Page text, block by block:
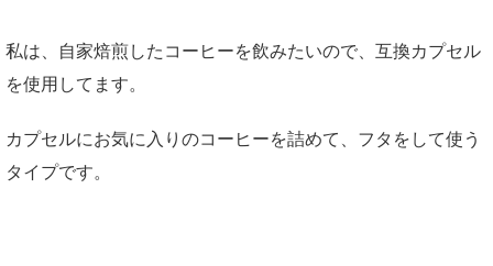
私は、自家焙煎したコーヒーを飲みたいので、互換カプセル
を使用してます。
カプセルにお気に入りのコーヒーを詰めて、フタをして使う
タイプです。